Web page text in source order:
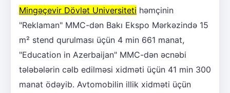
Mingəçevir Dövlət Universiteti həmçinin
"Reklaman" MMC-dən Bakı Ekspo Mərkəzində 15
m² stend qurulması üçün 4 min 661 manat,
"Education in Azerbaijan" MMC-dən əcnəbi
tələbələrin cəlb edilməsi xidməti üçün 41 min 300
manat ödəyib. Avtomobilin illik xidməti üçün